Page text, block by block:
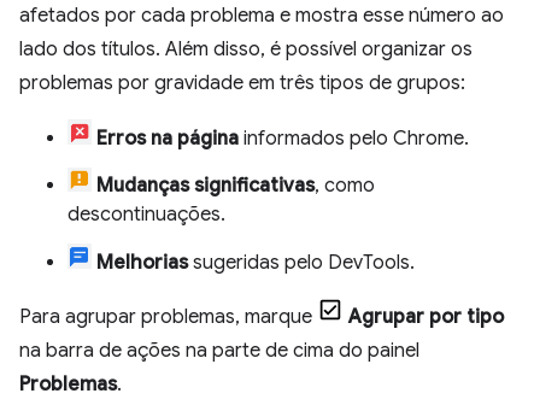
afetados por cada problema e mostra esse número ao
lado dos títulos. Além disso, é possível organizar os
problemas por gravidade em três tipos de grupos:
Erros na página informados pelo Chrome.
Mudanças significativas, como
descontinuações.
Melhoriassugeridas pelo DevTools.
Para agrupar problemas, marque
Agrupar por tipo
na barra de ações na parte de cima do painel
Problemas.